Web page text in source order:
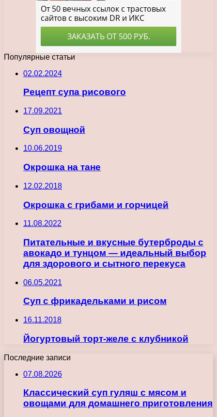
Популярные статьи
02.02.2024
Рецепт супа рисового
17.09.2021
Суп овощной
10.06.2019
Окрошка на тане
12.02.2018
Окрошка с грибами и горчицей
11.08.2022
Питательные и вкусные бутерброды с
авокадо и тунцом — идеальный выбор
для здорового и сытного перекуса
06.05.2021
Суп с фрикадельками и рисом
16.11.2018
Йогуртовый торт-желе с клубникой
Последние записи
07.08.2026
Классический суп гуляш с мясом и
овощами для домашнего приготовления